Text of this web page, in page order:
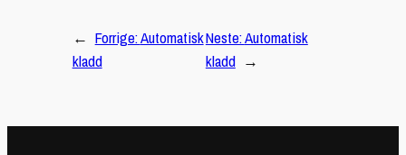
← Forrige:Automatisk
kladd
Neste:Automatisk
kladd →